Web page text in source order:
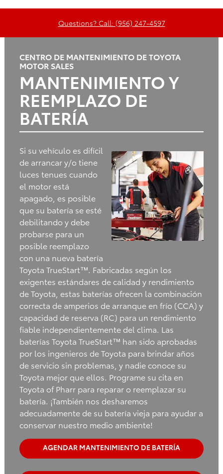
Questions? Call: (956) 247-4597
CENTRO DE MANTENIMIENTO DE TOYOTA
MOTOR SALES
MANTENIMIENTO Y
REEMPLAZO DE
BATERÍA
Si su vehículo es difícil
de arrancar y/o tiene
luces tenues cuando
el motor está
apagado, es posible
que su batería se esté
debilitando y debe
probarse para un
posible reemplazo
con una nueva batería
Toyota TrueStart™. Fabricadas según los
exigentes estándares de calidad y rendimiento
de Toyota, estas baterías ofrecen la combinación
correcta de amperios de arranque en frío (CCA) y
capacidad de reserva (RC) para un rendimiento
fiable independientemente del clima. Las
baterías Toyota TrueStart™ han sido aprobadas
por los ingenieros de Toyota para brindar años
de servicio sin problemas, y nadie conoce su
Toyota mejor que ellos. Programe su cita en
Toyota of Pharr para reparar o reemplazar su
batería. ¡También nos desharemos
adecuadamente de su batería vieja para ayudar a
conservar nuestro medio ambiente!
AGENDAR MANTENIMIENTO DE BATERÍA